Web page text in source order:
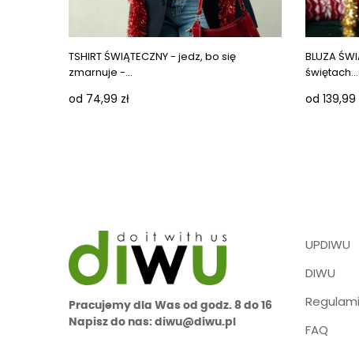
Next
TSHIRT ŚWIĄTECZNY - jedz, bo się
zmarnuje -...
od 74,99 zł
BLUZA
świętach...
od 139,99
Pracujemy dla Was od godz. 8 do 16
Napisz do nas: diwu@diwu.pl
UPDIWU
DIWU
FAQ